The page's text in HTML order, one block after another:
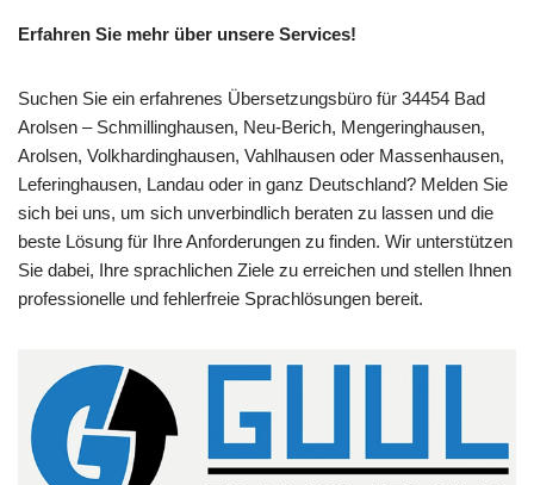
Erfahren Sie mehr über unsere Services!
Suchen Sie ein erfahrenes Übersetzungsbüro für 34454 Bad
Arolsen – Schmillinghausen, Neu-Berich, Mengeringhausen,
Arolsen, Volkhardinghausen, Vahlhausen oder Massenhausen,
Leferinghausen, Landau oder in ganz Deutschland? Melden Sie
sich bei uns, um sich unverbindlich beraten zu lassen und die
beste Lösung für Ihre Anforderungen zu finden. Wir unterstützen
Sie dabei, Ihre sprachlichen Ziele zu erreichen und stellen Ihnen
professionelle und fehlerfreie Sprachlösungen bereit.